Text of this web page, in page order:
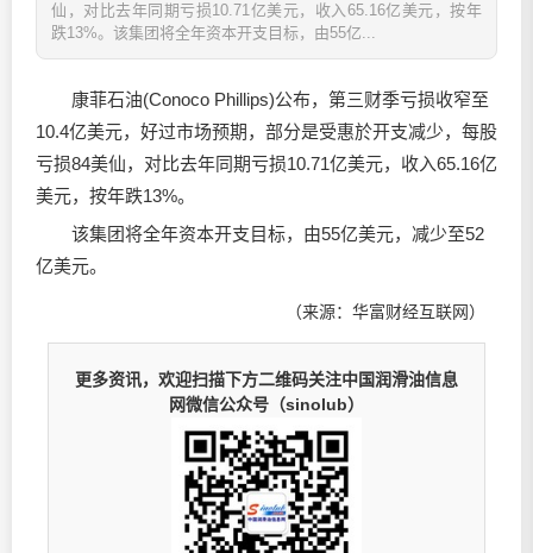
仙，对比去年同期亏损10.71亿美元，收入65.16亿美元，按年
跌13%。该集团将全年资本开支目标，由55亿...
康菲石油(Conoco Phillips)公布，第三财季亏损收窄至
10.4亿美元，好过市场预期，部分是受惠於开支减少，每股
亏损84美仙，对比去年同期亏损10.71亿美元，收入65.16亿
美元，按年跌13%。
该集团将全年资本开支目标，由55亿美元，减少至52
亿美元。
（来源：华富财经互联网）
更多资讯，欢迎扫描下方二维码关注中国润滑油信息
网微信公众号（sinolub）